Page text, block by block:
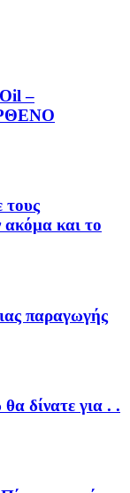
–
τους
ακόμα και το
παραγωγής
θα δίνατε για . .